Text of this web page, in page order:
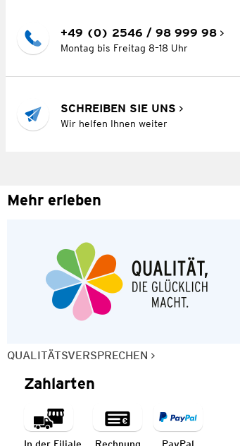
+49 (0) 2546 / 98 999 98
Montag bis Freitag 8–18 Uhr
SCHREIBEN SIE UNS
Wir helfen Ihnen weiter
Mehr erleben
QUALITÄTSVERSPRECHEN
Zahlarten